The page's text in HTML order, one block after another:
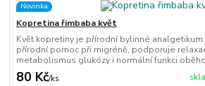
Novinka
Kopretina řimbaba květ
Květ kopretiny je přírodní bylinné
přírodní pomoc při migréně, podporuje
metabolismus glukózy i normální funkci
80 Kč/ks